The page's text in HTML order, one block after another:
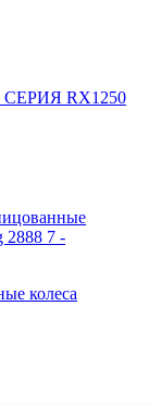
СЕРИЯ RX1250
колеса